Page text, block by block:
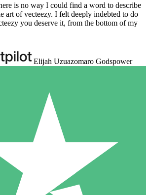
is no way I could find a word to describe
art of vecteezy. I felt deeply indebted to do
you deserve it, from the bottom of my
Elijah Uzuazomaro Godspower